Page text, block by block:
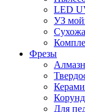
LED
УЗ
Фрезы
Для